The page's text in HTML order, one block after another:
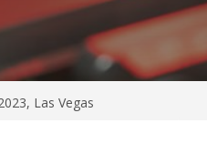
Las Vegas